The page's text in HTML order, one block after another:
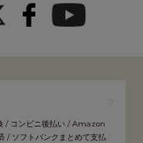
/ コンビニ後払い / Amazon
/ ソフトバンクまとめて支払